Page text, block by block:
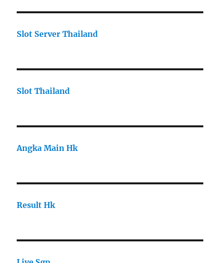
Slot Server Thailand
Slot Thailand
Angka Main Hk
Result Hk